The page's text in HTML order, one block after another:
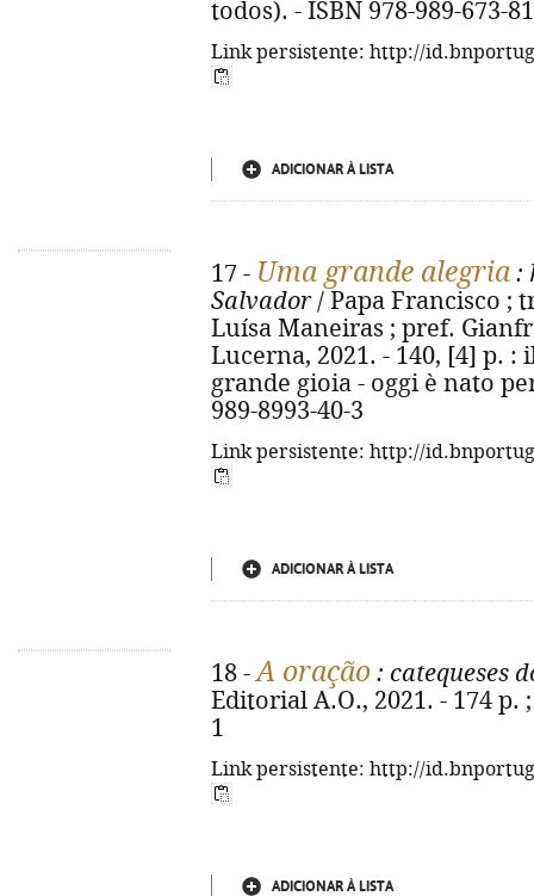
todos). - ISBN 978-989-673-
Link persistente: http://
ADICIONAR À LISTA
17 - Uma grande alegria :
Salvador/ Papa Francisco ;
Luísa Maneiras ; pref.
Lucerna, 2021. - 140, [4] p. :
grande gioia - oggi è nato
989-8993-40-3
Link persistente: http://
ADICIONAR À LISTA
18 -A oração : catequeses
Editorial A.O., 2021. - 174 p.
1
Link persistente: http://
ADICIONAR À LISTA